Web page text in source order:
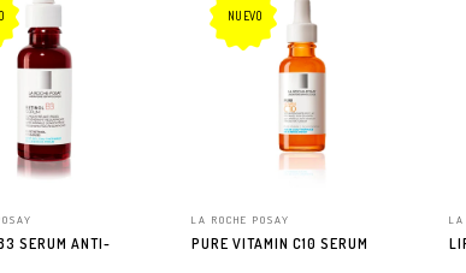
SERUM ANTI-
NUEVO
LA ROCHE POSAY
PURE VITAMIN C10 SERUM
LA